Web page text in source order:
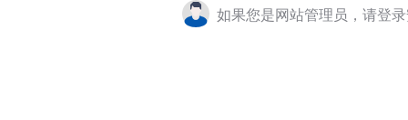
如果您是网站管理员，请登